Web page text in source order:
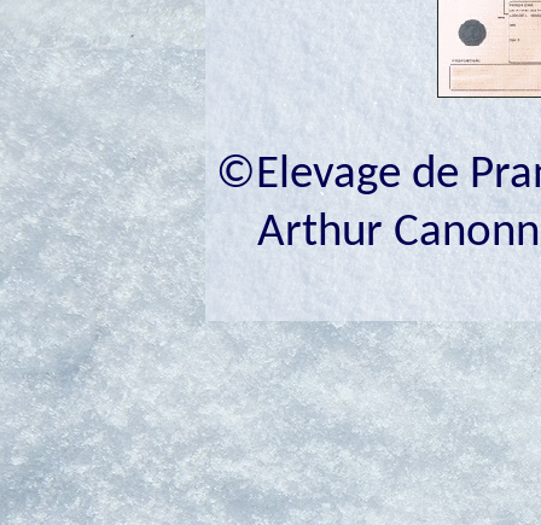
©Elevage de
Arthur